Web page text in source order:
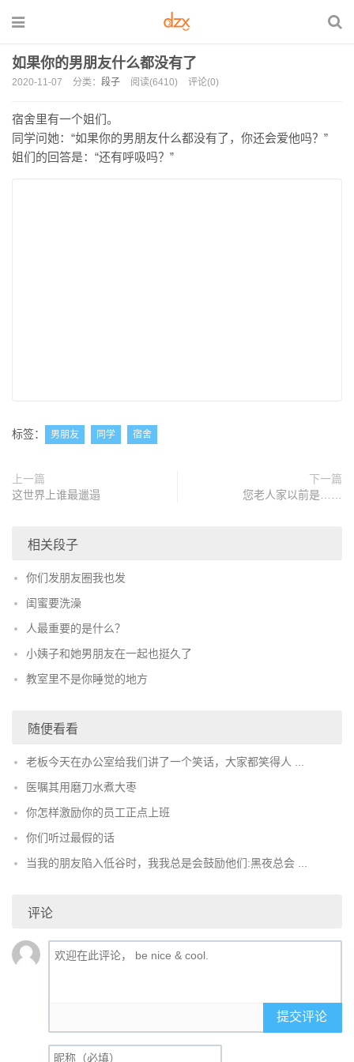
如果你的男朋友什么都没有了
2020-11-07 分类： 段子 阅读(6410) 评论(0)
宿舍里有一个姐们。
同学问她：“如果你的男朋友什么都没有了，你还会爱他吗？”
姐们的回答是：“还有呼吸吗？”
标签： 男朋友 同学 宿舍
上一篇
这世界上谁最邋遢
下一篇
您老人家以前是……
相关段子
你们发朋友圈我也发
闺蜜要洗澡
人最重要的是什么？
小姨子和她男朋友在一起也挺久了
教室里不是你睡觉的地方
随便看看
老板今天在办公室给我们讲了一个笑话，大家都笑得人 ...
医嘱其用磨刀水煮大枣
你怎样激励你的员工正点上班
你们听过最假的话
当我的朋友陷入低谷时，我我总是会鼓励他们:黑夜总会 ...
评论
提交评论